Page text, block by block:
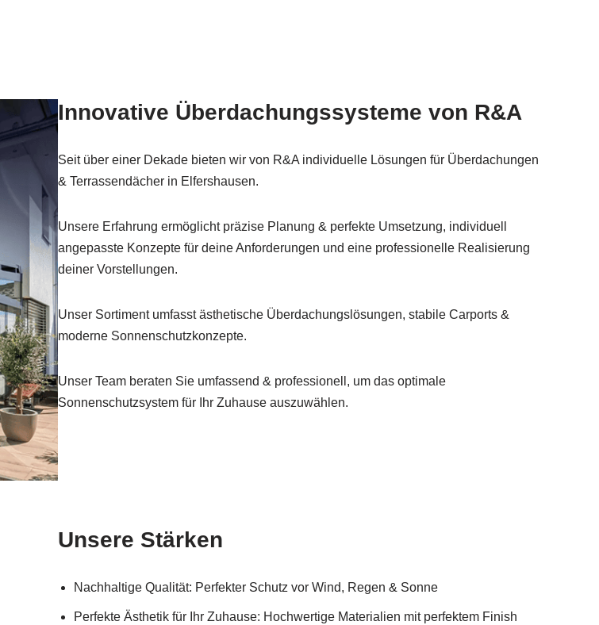
Innovative Überdachungssysteme von R&A
Seit über einer Dekade bieten wir von R&A individuelle Lösungen für Überdachungen
& Terrassendächer in Elfershausen.
Unsere Erfahrung ermöglicht präzise Planung & perfekte Umsetzung, individuell
angepasste Konzepte für deine Anforderungen und eine professionelle Realisierung
deiner Vorstellungen.
Unser Sortiment umfasst ästhetische Überdachungslösungen, stabile Carports &
moderne Sonnenschutzkonzepte.
Unser Team beraten Sie umfassend & professionell, um das optimale
Sonnenschutzsystem für Ihr Zuhause auszuwählen.
Unsere Stärken
Nachhaltige Qualität: Perfekter Schutz vor Wind, Regen & Sonne
Perfekte Ästhetik für Ihr Zuhause: Hochwertige Materialien mit perfektem Finish